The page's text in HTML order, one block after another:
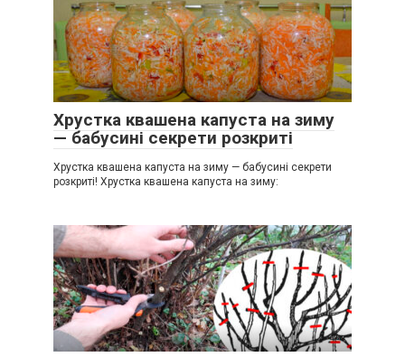
Хрустка квашена капуста на зиму
— бабусині секрети розкриті
Хрустка квашена капуста на зиму — бабусині секрети
розкриті! Хрустка квашена капуста на зиму: